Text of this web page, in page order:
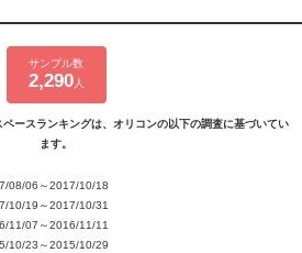
サンプル数
2,290人
ースランキングは、オリコンの以下の調査に基づいてい
ます。
08/06～2017/10/18
10/19～2017/10/31
11/07～2016/11/11
10/23～2015/10/29